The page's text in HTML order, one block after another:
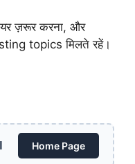
ज़रूर करना, और
topics मिलते रहें।
Home Page